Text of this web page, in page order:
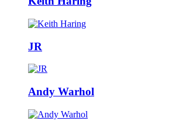
JR
Andy Warhol